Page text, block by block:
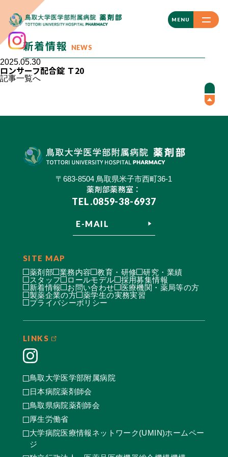
MENU
CLOSE
新着情報 NEWS
2025.05.30
ロンサーフ配合錠 Ｔ20
記事一覧へ
〒683-8504 鳥取県米子市西町36-1
薬剤部薬務室：
TEL.0859-38-6937
E-MAIL
SITE MAP
薬剤部 業務内容 教育・研修
研究・業績
スタッフ
ロールモデル
採用募集情報
新着情報
お問い合わせ
医療機関・薬局等の方
製薬企業の方
薬学生の実務実習
プライバシーポリシー
LINKS
鳥取大学医学部附属病院
日本病院薬剤師会
鳥取県病院薬剤師会
厚生労働省
大学病院医療情報ネットワーク(UMIN)ホームペー
ジ